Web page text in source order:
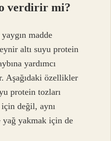
verdirir mi?
madde
altı suyu protein
yardımcı
Aşağıdaki özellikler
protein tozları
değil, aynı
yağ yakmak için de